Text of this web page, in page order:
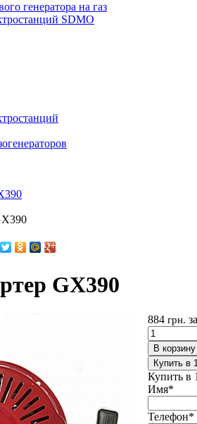
генератора на газ
SDMO
GX390
884 грн.
В корзину
Купить в
Купить в
Имя*
Телефон*